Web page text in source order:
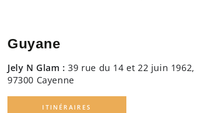
Guyane
Jely N Glam :39 rue du 14 et 22 juin 1962,
97300 Cayenne
ITINÉRAIRES